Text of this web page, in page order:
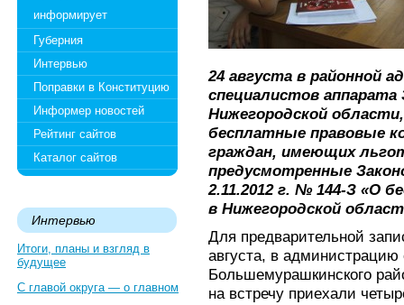
информирует
Губерния
Интервью
Поправки в Конституцию
Информер новостей
Рейтинг сайтов
Каталог сайтов
Интервью
Итоги, планы и взгляд в
будущее
С главой округа — о главном
24 августа в районной
специалистов
Нижегородской
бесплатные правовые
граждан, имеющих
предусмотренные
2.11.2012 г. № 144-З «О
в Нижегородской
Для предварительной
августа, в
Большемурашкинского
на встречу приехали